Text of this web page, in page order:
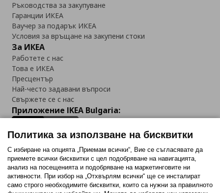
Ръководства за закупуване
Гаранции ИКЕА
Ваучер за подарък ИКЕА
Условия за връщане на закупени стоки
За ИКЕА
Работете с нас
Това е ИКЕА
Пресцентър
Най-често задавани въпроси
Свържете се с нас
Приложение IKEA Bulgaria:
Последвайте ни:
FacebookTwitterYoutubePinterestInstagram
Политика за използване на бисквитки
С избиране на опцията „Приемам всички“, Вие се съгласявате да
приемете всички бисквитки с цел подобряване на навигацията,
анализ на посещенията и подобряване на маркетинговите ни
активности. При избор на „Отхвърлям всички“ ще се инсталират
само строго необходимитe бисквитки, които са нужни за правилното